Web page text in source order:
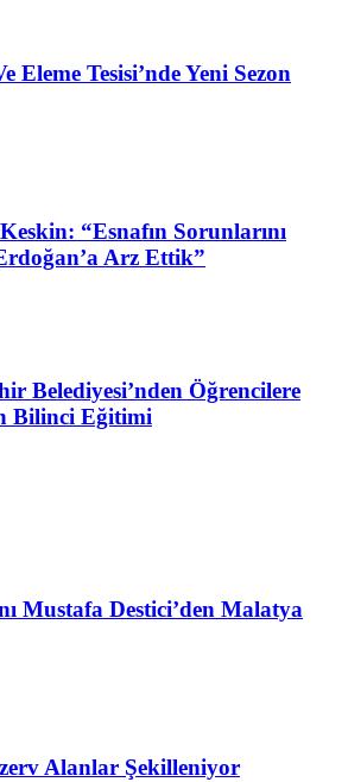
Eleme Tesisi’nde Yeni Sezon
“Esnafın Sorunlarını
Arz Ettik”
Belediyesi’nden Öğrencilere
Bilinci Eğitimi
Mustafa Destici’den Malatya
Alanlar Şekilleniyor